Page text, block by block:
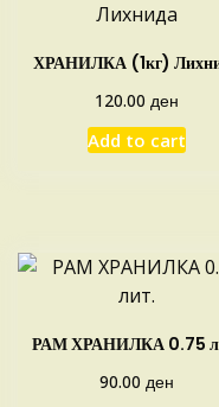
ХРАНИЛКА (1кг)
120.00 ден
Add to cart
РАМ ХРАНИЛКА 0.75
90.00 ден